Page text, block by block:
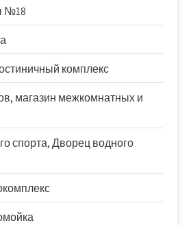
№18
комплекс
магазин межкомнатных и
спорта, Дворец водного